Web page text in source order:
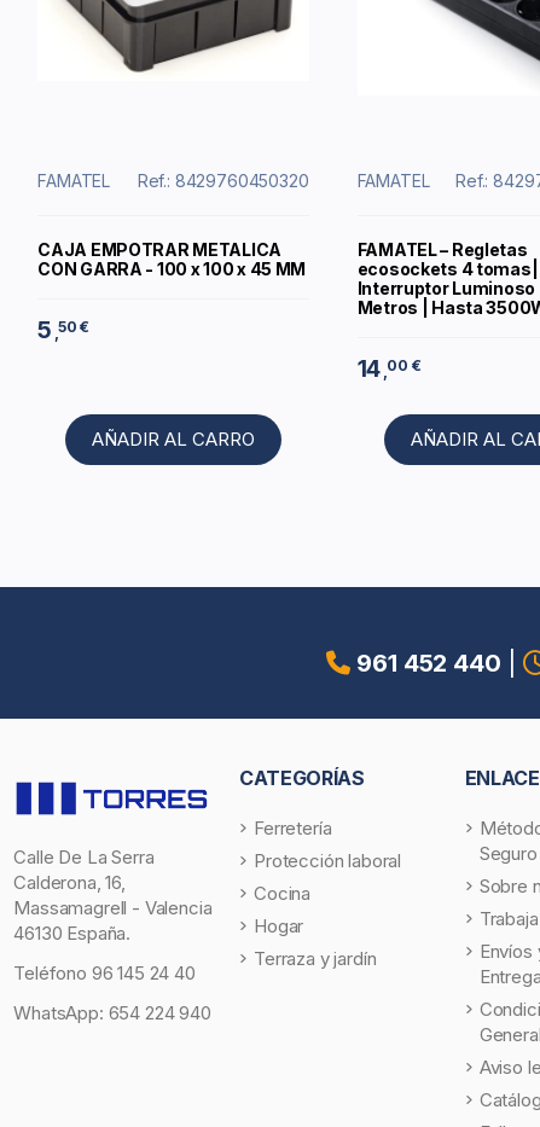
FAMATEL Ref.: 8429760450320
CAJA EMPOTRAR METALICA
CON GARRA - 100 x 100 x 45 MM
5 ,50 €
AÑADIR AL CARRO
FAMATEL Ref.:
FAMATEL – Regletas
ecosockets 4 tomas|
Interruptor Luminoso
Metros | Hasta
14 ,00 €
AÑADIR AL
961 452 440
Calle De La Serra
Calderona, 16,
Massamagrell - Valencia
46130 España.
Teléfono 96 145 24 40
WhatsApp: 654 224 940
CATEGORÍAS
Ferretería
Protección laboral
Cocina
Hogar
Terraza y jardín
Seguro
Sobre
Envíos
Entrega
Aviso